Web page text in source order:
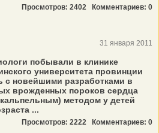
Просмотров: 2402 Комментариев: 0
31 января 2011
побывали в клинике
университета провинции
с новейшими разработками в
врожденных пороков сердца
методом у детей
...
Просмотров: 2222 Комментариев: 0